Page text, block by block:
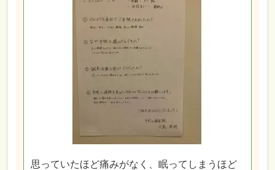
思っていたほど痛みがなく、眠ってしまうほど